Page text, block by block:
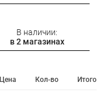
В наличии:
в 2 магазинах
Цена Кол-во Итого